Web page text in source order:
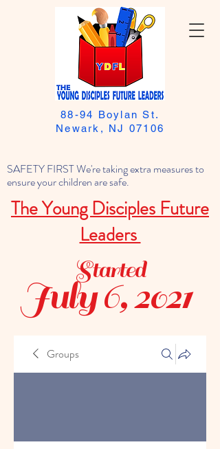
SAFETY FIRST We're taking extra measures to
ensure your children are safe.
The Young Disciples Future
Leaders
88-94 Boylan St.
Newark, NJ 07106
July 6, 2021
Started
Groups